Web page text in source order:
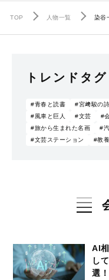
TOP 人物一覧 染谷
トレンドタグ
#青春と読書 #宮﨑駿の
#風車と巨人
#文芸 #
#旅から生まれた名画
#
#文芸ステーション
#教
AI
し
選